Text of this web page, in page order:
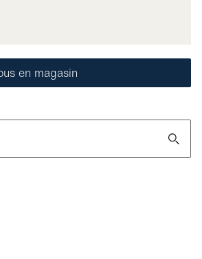
en magasin